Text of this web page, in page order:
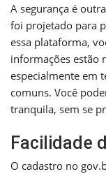
A segurança é
foi projetado para
essa plataforma,
informações estão
especialmente em
comuns. Você
tranquila, sem se
Facilidade
O cadastro no